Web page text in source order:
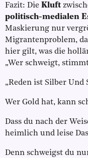
Fazit: Die Kluft
politisch-medialen
Maskierung nur
Migrantenproblem,
hier gilt, was die
„Wer schweigt,
„Reden ist Silber Und
Wer Gold hat, kann
Dass du nach der
heimlich und leise
Denn schweigst du